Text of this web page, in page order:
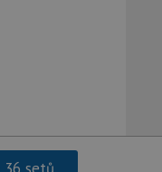
účtu. Webové
a zlepšila